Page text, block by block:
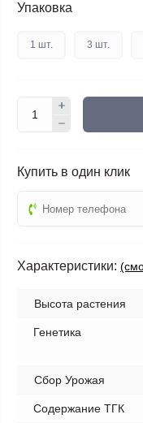
Упаковка
1 шт. 3 шт.
Купить в один клик
Характеристики:
Высота растения
Генетика
Сбор Урожая
Содержание ТГК